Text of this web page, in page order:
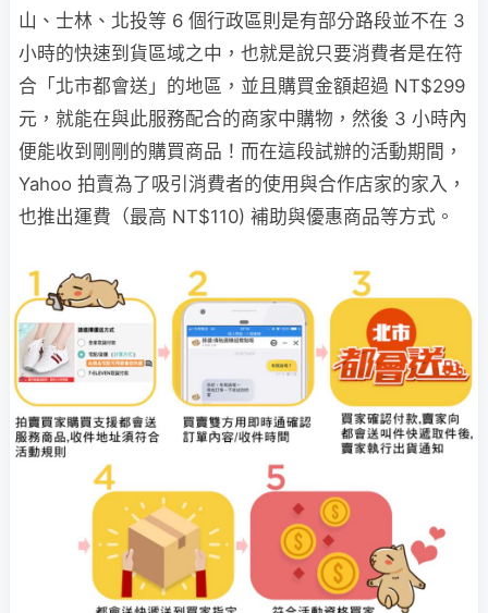
山、士林、北投等 6 個行政區則是有部分路段並不在 3
小時的快速到貨區域之中，也就是說只要消費者是在符
合「北市都會送」的地區，並且購買金額超過 NT$299
元，就能在與此服務配合的商家中購物，然後 3 小時內
便能收到剛剛的購買商品！而在這段試辦的活動期間，
Yahoo 拍賣為了吸引消費者的使用與合作店家的家入，
也推出運費（最高 NT$110) 補助與優惠商品等方式。